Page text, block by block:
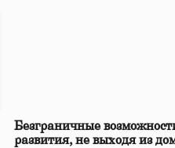
Безграничные
развития, не выходя из